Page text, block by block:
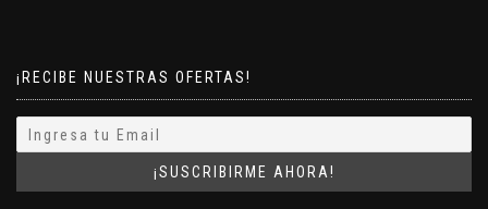
¡RECIBE NUESTRAS OFERTAS!